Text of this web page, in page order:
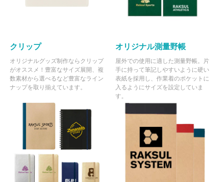
クリップ
オリジナルグッズ制作ならクリップ
がオススメ！豊富なサイズ展開、複
数素材から選べるなど豊富なライン
ナップを取り揃えています。
オリジナル測量野帳
屋外での使用に適した測量野帳。片
手に持って筆記しやすいように硬い
表紙を採用し、作業着のポケットに
入るようにサイズを設定していま
す。